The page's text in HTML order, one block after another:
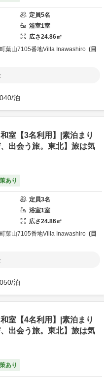
定員5名
浴室1室
広さ24.86㎡
葉山7105番地Villa Inawashiro
目
/泊
室【3名利用】|素泊まり
出会う旅。東北】旅は気
あり
定員3名
浴室1室
広さ24.86㎡
葉山7105番地Villa Inawashiro
目
/泊
室【4名利用】|素泊まり
出会う旅。東北】旅は気
あり